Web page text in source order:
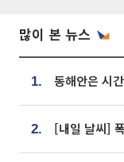
많이 본 뉴스
1.
2.